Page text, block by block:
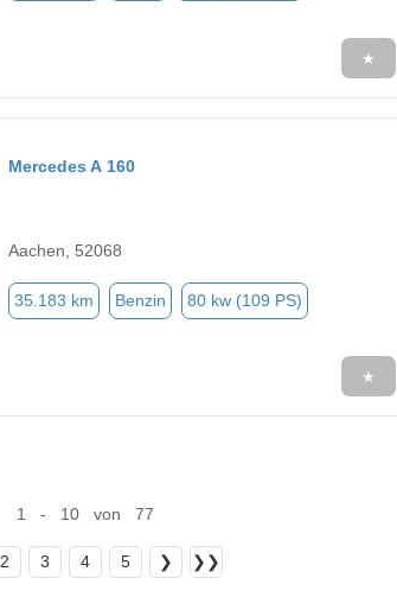
★
Mercedes A 160
Aachen, 52068
35.183 km Benzin 80 kw (109 PS)
★
1 - 10 von 77
2 3 4 5 ❯ ❯❯